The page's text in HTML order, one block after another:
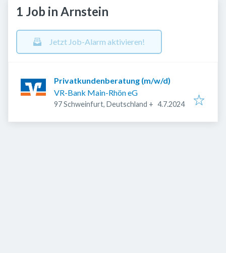
1 Job in Arnstein
Jetzt Job-Alarm aktivieren!
Privatkundenberatung (m/w/d)
VR-Bank Main-Rhön eG
97 Schweinfurt, Deutschland + Veröffentlicht
4.7.2024